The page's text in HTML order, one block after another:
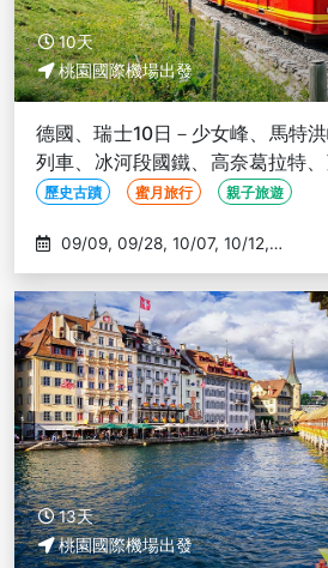
10天
桃園國際機場出發
德國、瑞士10日－少女峰、馬特
列車、冰河段國鐵、高奈葛拉特
飛】
歷史古蹟 蜜月旅行 親子旅遊
10/26
13天
桃園國際機場出發